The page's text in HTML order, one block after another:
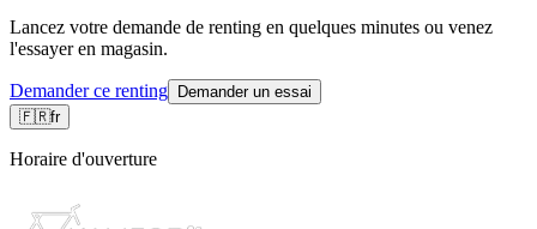
Lancez votre demande de renting en quelques minutes ou venez
l'essayer en magasin.
Demander ce renting
Demander un essai
🇫🇷fr
Horaire d'ouverture